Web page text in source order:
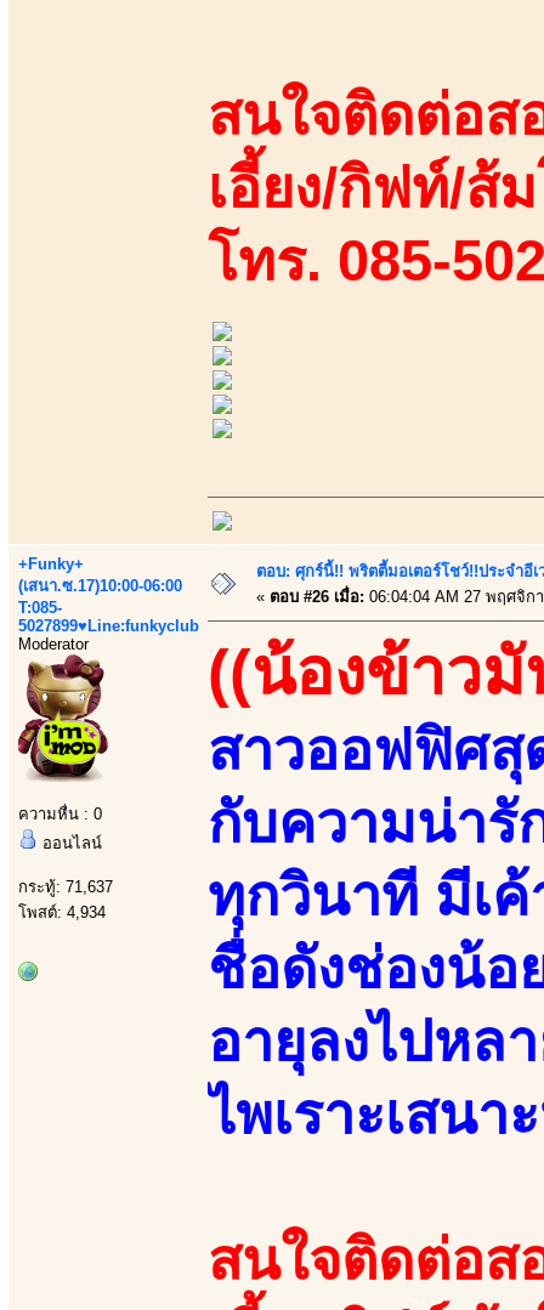
สนใจติดต่อส
เอี้ยง/กิฟท์/ส้
โทร. 085-
+Funky+
(เสนา.ซ.17)10:00-06:00
T:085-
5027899♥Line:funkyclub
Moderator
ความหื่น : 0
ออนไลน์
กระทู้: 71,637
โพสต์: 4,934
ตอบ: ศุกร์นี้!! พริตตี้มอเตอร์โชว์!!ประจำอี
« ตอบ #26 เมื่อ: 06:04:04 AM 27 พฤศจิก
((น้องข้าวมั
สาวออฟฟิศสุ
กับความน่ารั
ทุกวินาที มีเ
ชื่อดังช่องน้อ
อายุลงไปหล
ไพเราะเสนา
สนใจติดต่อส